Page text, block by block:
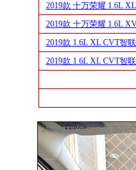
2019款 十万荣耀 1.6L
2019款 十万荣耀 1.6L
2019款 1.6L XL CVT智联
2019款 1.6L XL CVT智联